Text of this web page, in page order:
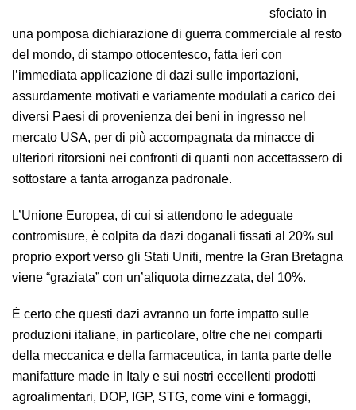
sfociato in
una pomposa dichiarazione di guerra commerciale al resto
del mondo, di stampo ottocentesco, fatta ieri con
l’immediata applicazione di dazi sulle importazioni,
assurdamente motivati e variamente modulati a carico dei
diversi Paesi di provenienza dei beni in ingresso nel
mercato USA, per di più accompagnata da minacce di
ulteriori ritorsioni nei confronti di quanti non accettassero di
sottostare a tanta arroganza padronale.
L’Unione Europea, di cui si attendono le adeguate
contromisure, è colpita da dazi doganali fissati al 20% sul
proprio export verso gli Stati Uniti, mentre la Gran Bretagna
viene “graziata” con un’aliquota dimezzata, del 10%.
È certo che questi dazi avranno un forte impatto sulle
produzioni italiane, in particolare, oltre che nei comparti
della meccanica e della farmaceutica, in tanta parte delle
manifatture made in Italy e sui nostri eccellenti prodotti
agroalimentari, DOP, IGP, STG, come vini e formaggi,